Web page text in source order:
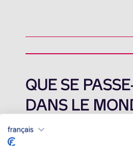
QUE SE
DANS LE
Les prix du pétrole ont légèrement
français